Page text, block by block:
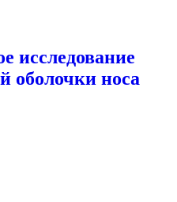
исследование
оболочки носа